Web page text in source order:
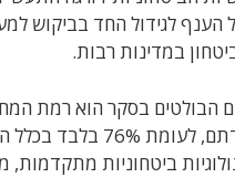
הענף לגידול החד בביקוש
במדינות רבות.
ביטחוניות